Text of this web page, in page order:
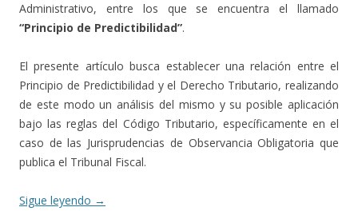
Administrativo, entre los que se encuentra el llamado
“Principio de Predictibilidad”.
El presente artículo busca establecer una relación entre el
Principio de Predictibilidad y el Derecho Tributario, realizando
de este modo un análisis del mismo y su posible aplicación
bajo las reglas del Código Tributario, específicamente en el
caso de las Jurisprudencias de Observancia Obligatoria que
publica el Tribunal Fiscal.
Sigue leyendo →